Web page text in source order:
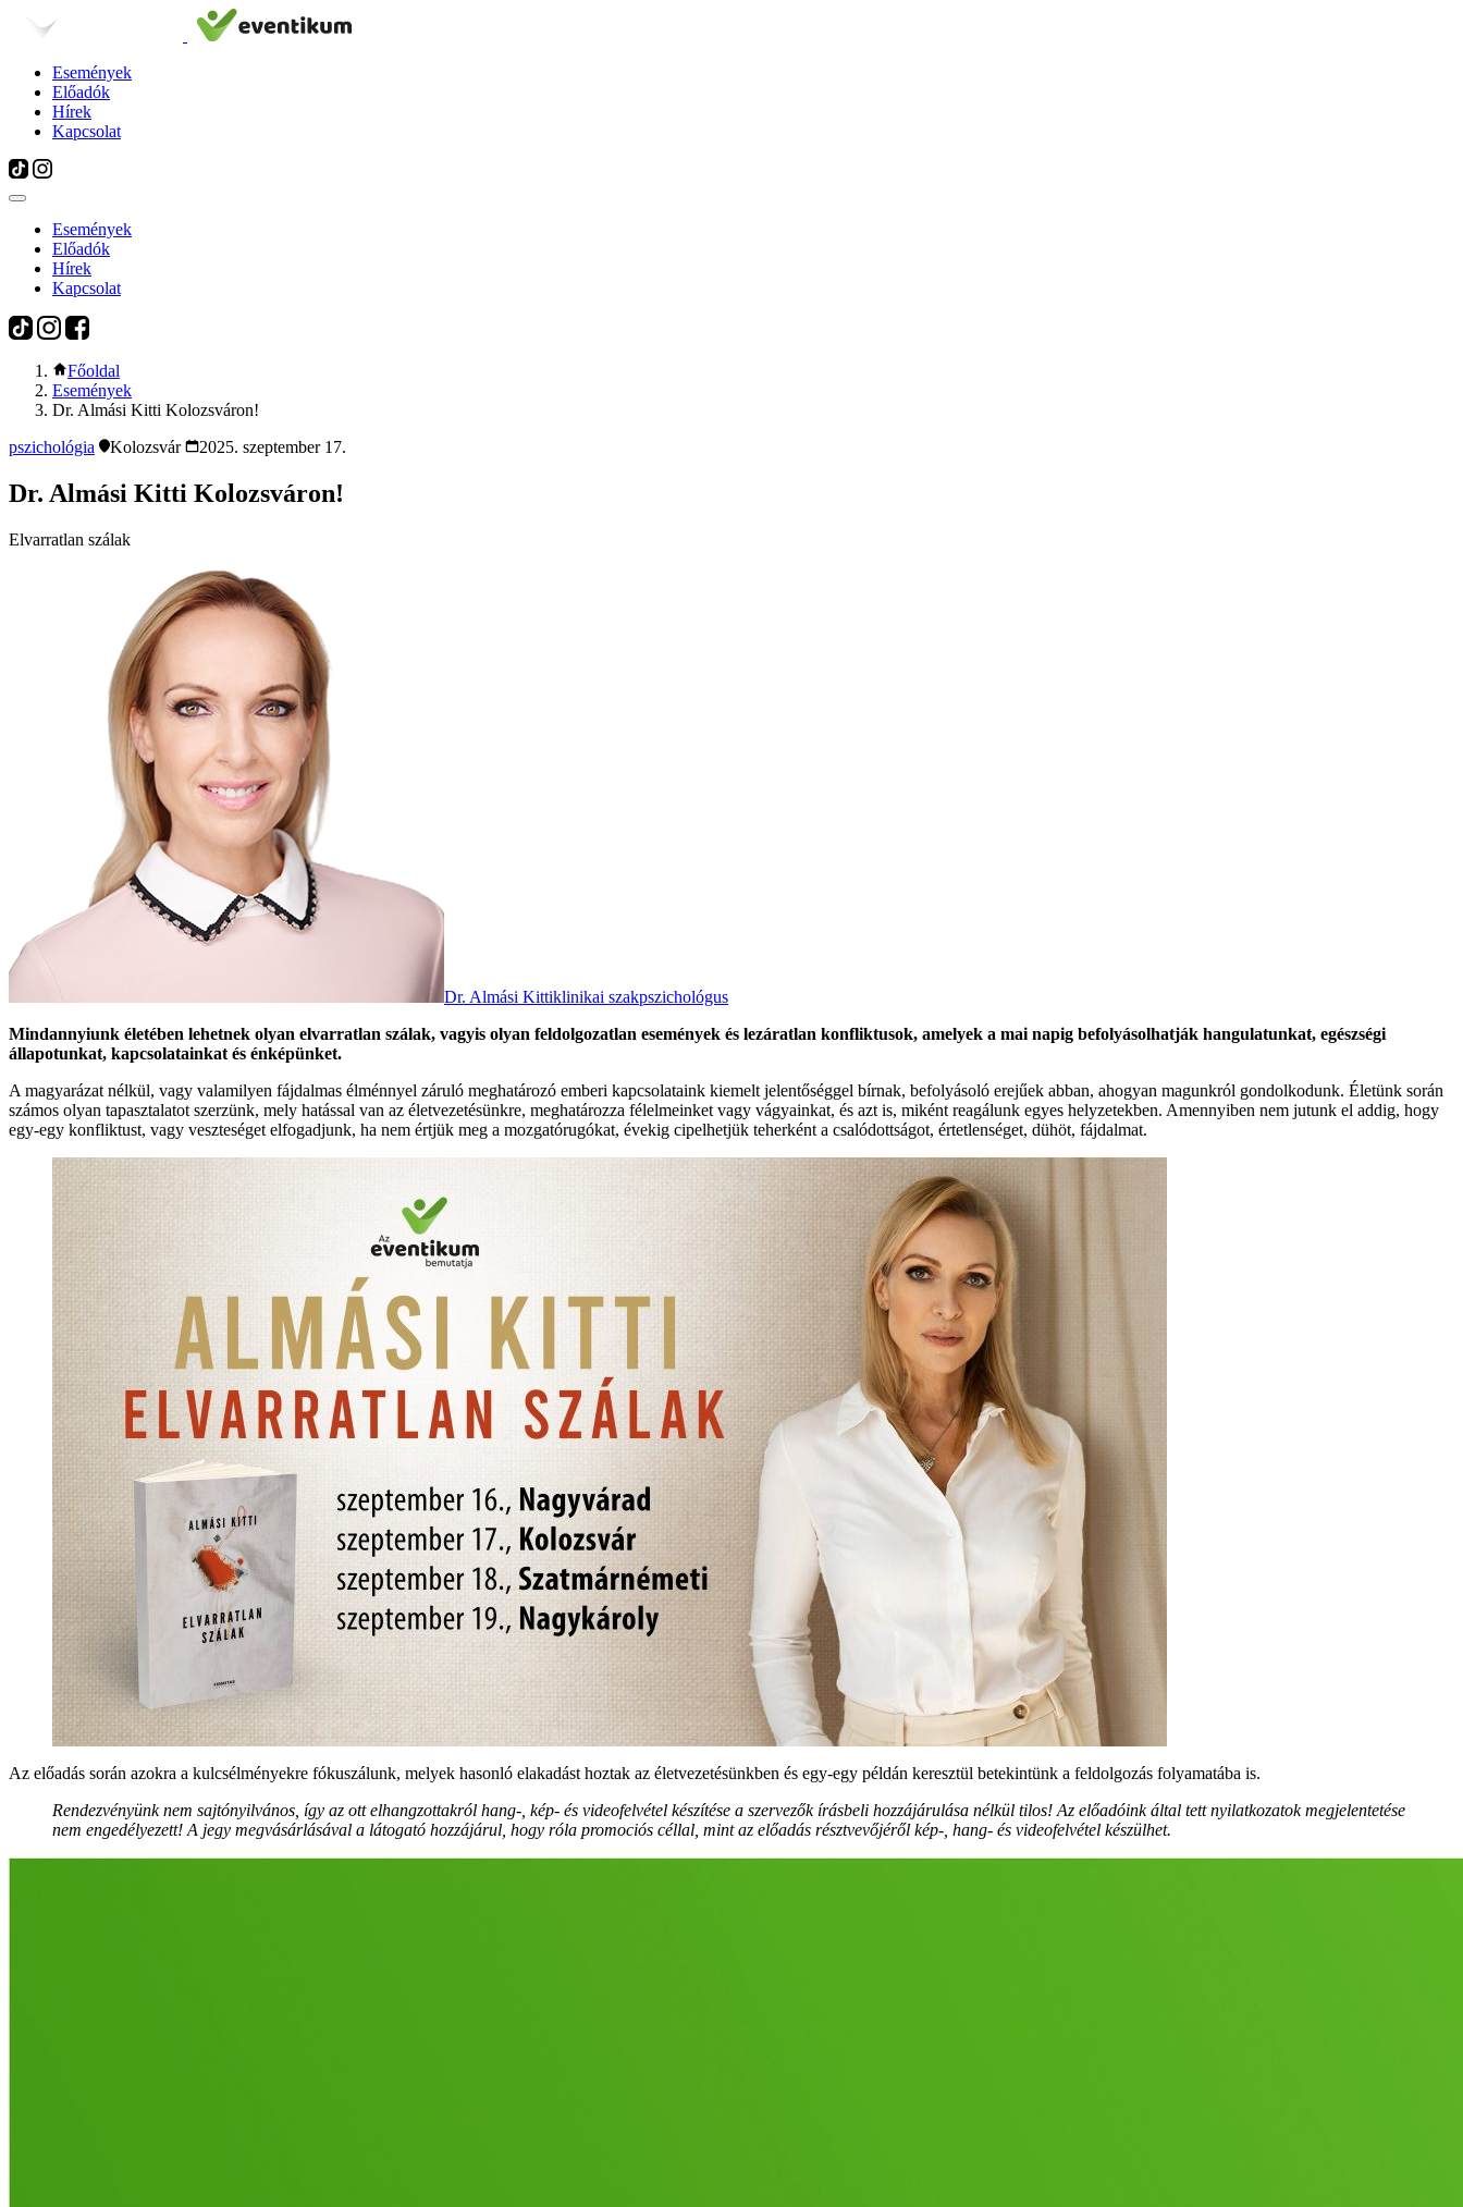
Események
Előadók
Hírek
Kapcsolat
Események
Előadók
Hírek
Kapcsolat
Főoldal
Események
Dr. Almási Kitti Kolozsváron!
pszichológia
Kolozsvár 2025. szeptember 17.
Dr. Almási Kitti Kolozsváron!
Elvarratlan szálak
Dr. Almási Kittiklinikai szakpszichológus
Mindannyiunk életében lehetnek olyan elvarratlan szálak, vagyis olyan feldolgozatlan események és lezáratlan konfliktusok, amelyek a mai napig befolyásolhatják hangulatunkat, egészségi
állapotunkat, kapcsolatainkat és énképünket.
A magyarázat nélkül, vagy valamilyen fájdalmas élménnyel záruló meghatározó emberi kapcsolataink kiemelt jelentőséggel bírnak, befolyásoló erejűek abban, ahogyan magunkról gondolkodunk. Életünk során
számos olyan tapasztalatot szerzünk, mely hatással van az életvezetésünkre, meghatározza félelmeinket vagy vágyainkat, és azt is, miként reagálunk egyes helyzetekben. Amennyiben nem jutunk el addig, hogy
egy-egy konfliktust, vagy veszteséget elfogadjunk, ha nem értjük meg a mozgatórugókat, évekig cipelhetjük teherként a csalódottságot, értetlenséget, dühöt, fájdalmat.
Az előadás során azokra a kulcsélményekre fókuszálunk, melyek hasonló elakadást hoztak az életvezetésünkben és egy-egy példán keresztül betekintünk a feldolgozás folyamatába is.
Rendezvényünk nem sajtónyilvános, így az ott elhangzottakról hang-, kép- és videofelvétel készítése a szervezők írásbeli hozzájárulása nélkül tilos! Az előadóink által tett nyilatkozatok megjelentetése
nem engedélyezett! A jegy megvásárlásával a látogató hozzájárul, hogy róla promociós céllal, mint az előadás résztvevőjéről kép-, hang- és videofelvétel készülhet.